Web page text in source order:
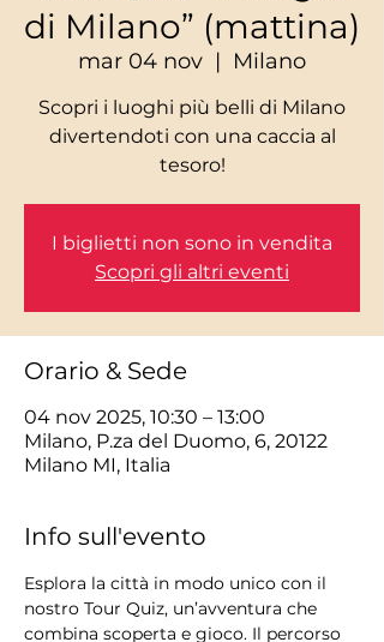
di Milano” (mattina)
mar 04 nov
  |
Milano
Scopri i luoghi più belli di Milano
divertendoti con una caccia al
tesoro!
I biglietti non sono in vendita
Scopri gli altri eventi
Orario & Sede
04 nov 2025, 10:30 – 13:00
Milano, P.za del Duomo, 6, 20122
Milano MI, Italia
Info sull'evento
Esplora la città in modo unico con il
nostro Tour Quiz, un’avventura che
combina scoperta e gioco. Il percorso